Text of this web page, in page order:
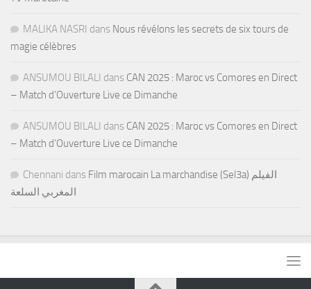
MALIKA NASRI dans Nous révélons les secrets de six tours de
magie célèbres
ANSUMOU BILALI dans CAN 2025 : Maroc vs Comores en Direct
– Match d’Ouverture Live ce Dimanche
ANSUMOU BILALI dans CAN 2025 : Maroc vs Comores en Direct
– Match d’Ouverture Live ce Dimanche
Chennani dans Film marocain La marchandise (Sel3a) الفيلم
المغربي السلعة